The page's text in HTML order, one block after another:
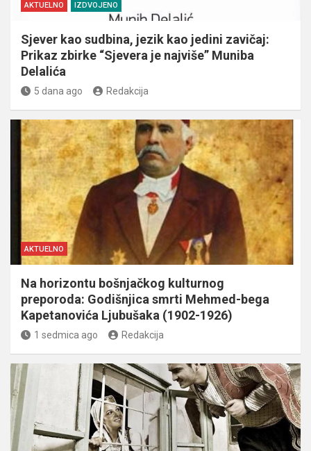
AKTUELNO IZDVOJENO
Sjever kao sudbina, jezik kao jedini zavičaj:
Prikaz zbirke “Sjevera je najviše” Muniba
Delalića
5 dana ago Redakcija
AKTUELNO
Na horizontu bošnjačkog kulturnog
preporoda: Godišnjica smrti Mehmed-bega
Kapetanovića Ljubušaka (1902-1926)
1 sedmica ago Redakcija